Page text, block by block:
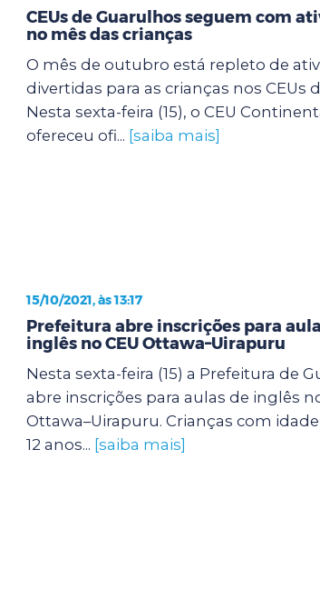
CEUs de Guarulhos seguem com
no mês das crianças
O mês de outubro está repleto de
divertidas para as crianças nos CEUs
Nesta sexta-feira (15), o CEU
ofereceu ofi... [saiba mais]
15/10/2021, às 13:17
Prefeitura abre inscrições para
inglês no CEU Ottawa–Uirapuru
Nesta sexta-feira (15) a Prefeitura de
abre inscrições para aulas de inglês
Ottawa–Uirapuru. Crianças com
12 anos... [saiba mais]